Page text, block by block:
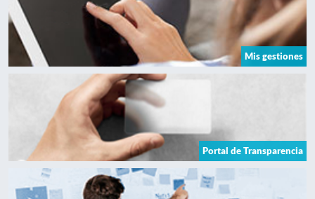
Mis gestiones
Portal de Transparencia